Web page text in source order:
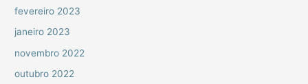
fevereiro 2023
janeiro 2023
novembro 2022
outubro 2022